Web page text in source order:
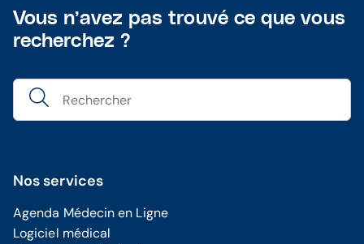
Vous n’avez pas trouvé ce que vous
recherchez ?
Nos services
Agenda Médecin en Ligne
Logiciel médical